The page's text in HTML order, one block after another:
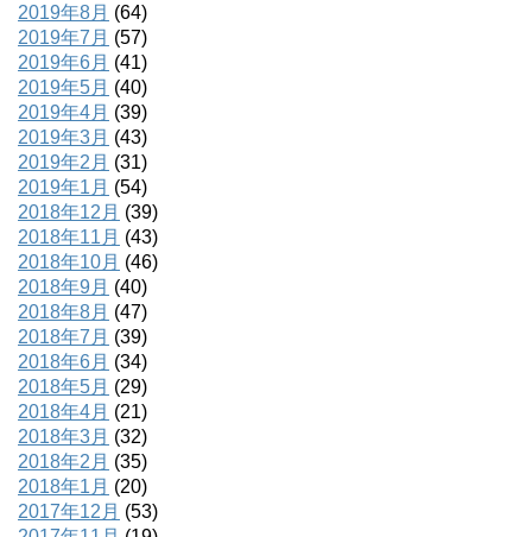
2019年8月 (64)
2019年7月 (57)
2019年6月 (41)
2019年5月 (40)
2019年4月 (39)
2019年3月 (43)
2019年2月 (31)
2019年1月 (54)
2018年12月 (39)
2018年11月 (43)
2018年10月 (46)
2018年9月 (40)
2018年8月 (47)
2018年7月 (39)
2018年6月 (34)
2018年5月 (29)
2018年4月 (21)
2018年3月 (32)
2018年2月 (35)
2018年1月 (20)
2017年12月 (53)